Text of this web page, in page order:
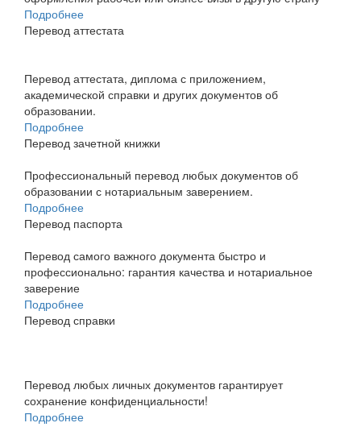
Подробнее
Перевод аттестата
Перевод аттестата, диплома с приложением,
академической справки и других документов об
образовании.
Подробнее
Перевод зачетной книжки
Профессиональный перевод любых документов об
образовании с нотариальным заверением.
Подробнее
Перевод паспорта
Перевод самого важного документа быстро и
профессионально: гарантия качества и нотариальное
заверение
Подробнее
Перевод справки
Перевод любых личных документов гарантирует
сохранение конфиденциальности!
Подробнее